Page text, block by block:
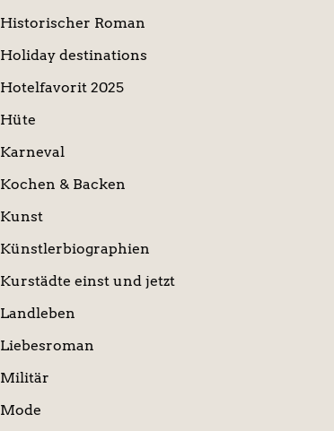
Historischer Roman
Holiday destinations
Hotelfavorit 2025
Hüte
Karneval
Kochen & Backen
Kunst
Künstlerbiographien
Kurstädte einst und jetzt
Landleben
Liebesroman
Militär
Mode